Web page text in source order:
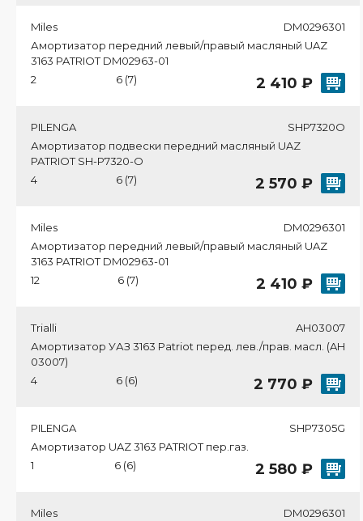
Miles
DM0296301
Амортизатор передний левый/правый масляный UAZ
3163 PATRIOT DM02963-01
2
6 (7) 2 410 ₽
PILENGA
SHP7320O
Амортизатор подвески передний масляный UAZ
PATRIOT SH-P7320-O
4
6 (7) 2 570 ₽
Miles
DM0296301
Амортизатор передний левый/правый масляный UAZ
3163 PATRIOT DM02963-01
12
6 (7) 2 410 ₽
Trialli
AH03007
Амортизатор УАЗ 3163 Patriot перед. лев./прав. масл. (AH
03007)
4
6 (6) 2 770 ₽
PILENGA
SHP7305G
Амортизатор UAZ 3163 PATRIOT пер.газ.
1
6 (6) 2 580 ₽
Miles
DM0296301